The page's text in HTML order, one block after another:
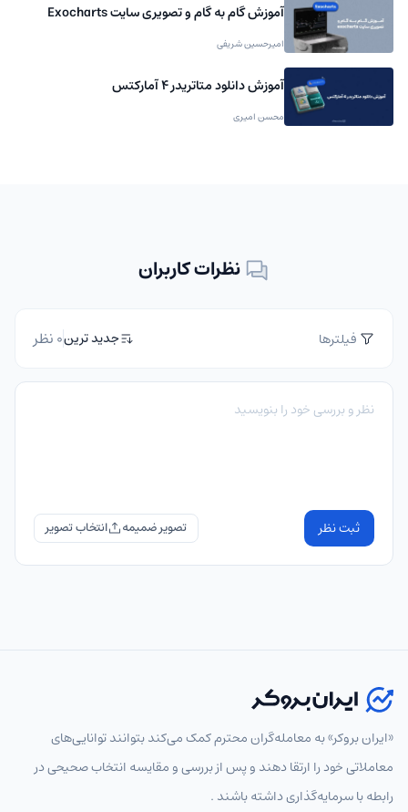
آموزش گام به گام و تصویری سایت Exocharts
امیرحسین شریفی
آموزش دانلود متاتریدر 4 آمارکتس
محسن امیری
نظرات کاربران
فیلترها جدید ترین0 نظر
ثبت نظر تصویر ضمیمه
«ایران بروکر» به معامله‌گران محترم کمک می‌کند بتوانند توانایی‌های
معاملاتی خود را ارتقا دهند و پس از بررسی و مقایسه انتخاب‌ صحیحی در
رابطه با سرمایه‌گذاری داشته باشند .